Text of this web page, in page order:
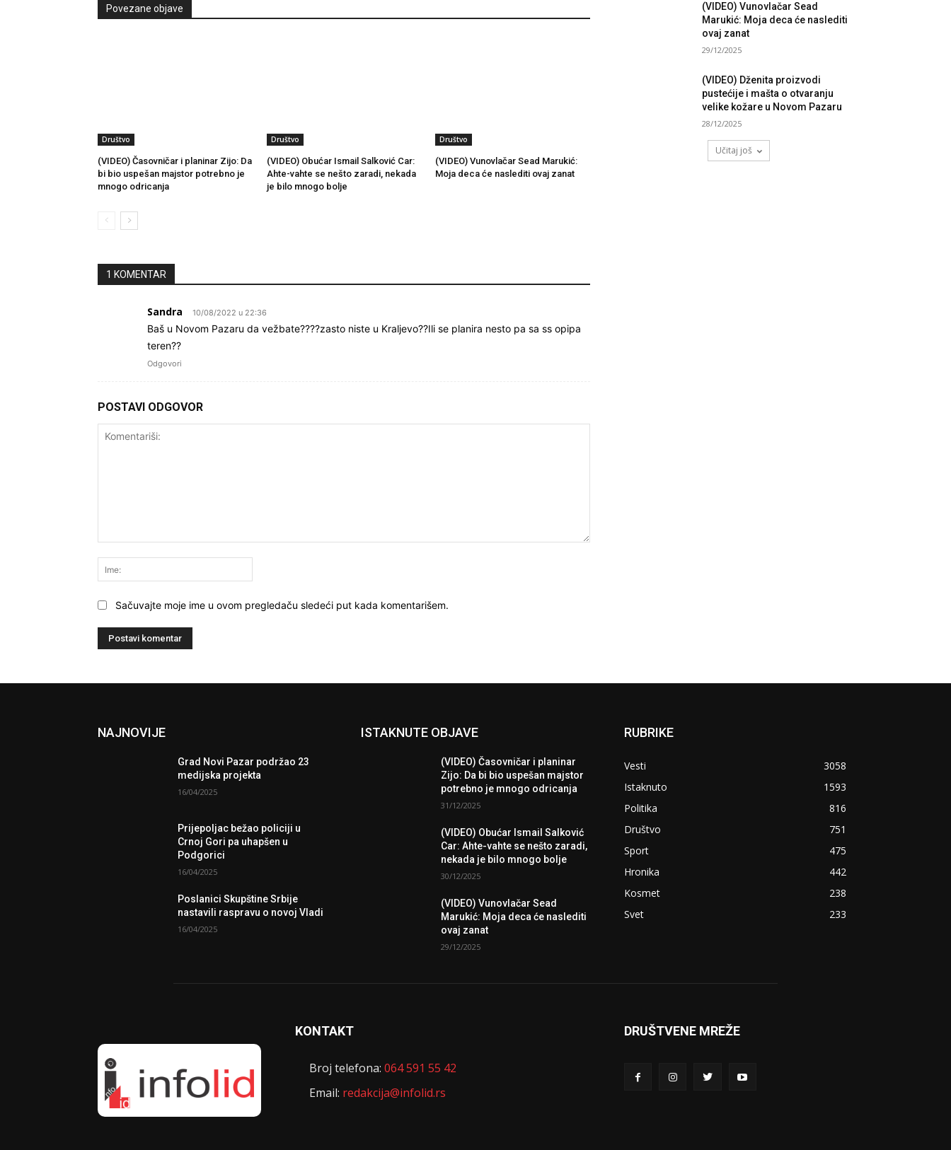
Povezane objave
Društvo
(VIDEO) Časovničar i planinar Zijo: Da
bi bio uspešan majstor potrebno je
mnogo odricanja
Društvo
(VIDEO) Obućar Ismail Salković Car:
Ahte-vahte se nešto zaradi, nekada
je bilo mnogo bolje
Društvo
(VIDEO) Vunovlačar Sead Marukić:
Moja deca će naslediti ovaj zanat
1 KOMENTAR
Sandra 10/08/2022 u 22:36
Baš u Novom Pazaru da vežbate????zasto niste u Kraljevo??Ili se planira nesto pa sa ss opipa
teren??
Odgovori
POSTAVI ODGOVOR
Sačuvajte moje ime u ovom pregledaču sledeći put kada komentarišem.
(VIDEO) Vunovlačar Sead
Marukić: Moja deca će naslediti
ovaj zanat
29/12/2025
(VIDEO) Dženita proizvodi
pustećije i mašta o otvaranju
velike kožare u Novom Pazaru
28/12/2025
Učitaj još
NAJNOVIJE
Grad Novi Pazar podržao 23
medijska projekta
16/04/2025
Prijepoljac bežao policiji u
Crnoj Gori pa uhapšen u
Podgorici
16/04/2025
Poslanici Skupštine Srbije
nastavili raspravu o novoj Vladi
16/04/2025
ISTAKNUTE OBJAVE
(VIDEO) Časovničar i planinar
Zijo: Da bi bio uspešan majstor
potrebno je mnogo odricanja
31/12/2025
(VIDEO) Obućar Ismail Salković
Car: Ahte-vahte se nešto zaradi,
nekada je bilo mnogo bolje
30/12/2025
(VIDEO) Vunovlačar Sead
Marukić: Moja deca će naslediti
ovaj zanat
29/12/2025
RUBRIKE
Vesti
3058
Istaknuto
1593
Politika
816
Društvo
751
Sport
475
Hronika
442
Kosmet
238
Svet
233
KONTAKT
Broj telefona: 064 591 55 42
Email: redakcija@infolid.rs
DRUŠTVENE MREŽE